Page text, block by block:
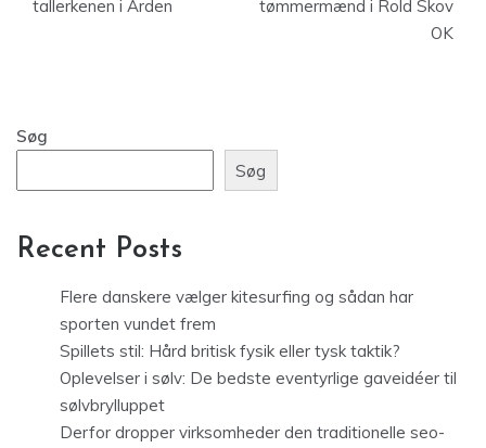
tallerkenen i Arden
tømmermænd i Rold Skov
OK
Søg
Søg
Recent Posts
Flere danskere vælger kitesurfing og sådan har
sporten vundet frem
Spillets stil: Hård britisk fysik eller tysk taktik?
Oplevelser i sølv: De bedste eventyrlige gaveidéer til
sølvbrylluppet
Derfor dropper virksomheder den traditionelle seo-